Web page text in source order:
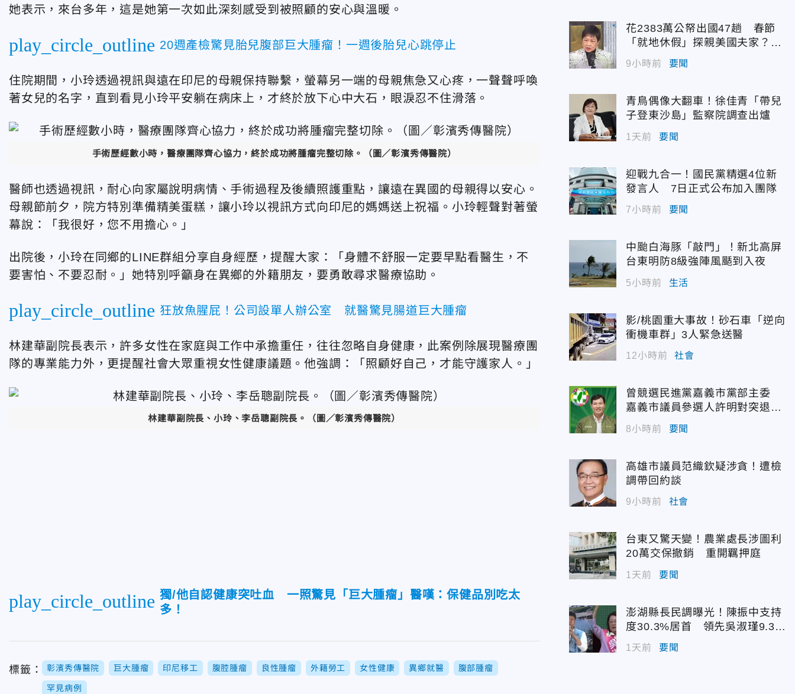
她表示，來台多年，這是她第一次如此深刻感受到被照顧的安心與溫暖。
play_circle_outline 20週產檢驚見胎兒腹部巨大腫瘤！一週後胎兒心跳停止
住院期間，小玲透過視訊與遠在印尼的母親保持聯繫，螢幕另一端的母親焦急又心疼，一聲聲呼喚
著女兒的名字，直到看見小玲平安躺在病床上，才終於放下心中大石，眼淚忍不住滑落。
手術歷經數小時，醫療團隊齊心協力，終於成功將腫瘤完整切除。 （圖／彰濱秀傳醫院）
醫師也透過視訊，耐心向家屬說明病情、手術過程及後續照護重點，讓遠在異國的母親得以安心。
母親節前夕，院方特別準備精美蛋糕，讓小玲以視訊方式向印尼的媽媽送上祝福。小玲輕聲對著螢
幕說：「我很好，您不用擔心。」
出院後，小玲在同鄉的LINE群組分享自身經歷，提醒大家：「身體不舒服一定要早點看醫生，不
要害怕、不要忍耐。」她特別呼籲身在異鄉的外籍朋友，要勇敢尋求醫療協助。
play_circle_outline 狂放魚腥屁！公司設單人辦公室 就醫驚見腸道巨大腫瘤
林建華副院長表示，許多女性在家庭與工作中承擔重任，往往忽略自身健康，此案例除展現醫療團
隊的專業能力外，更提醒社會大眾重視女性健康議題。他強調：「照顧好自己，才能守護家人。」
林建華副院長、小玲、李岳聰副院長。（圖／彰濱秀傳醫院）
play_circle_outline 獨/他自認健康突吐血 一照驚見「巨大腫瘤」醫嘆：保健品別吃太
多！
標籤： 彰濱秀傳醫院 巨大腫瘤 印尼移工 腹腔腫瘤 良性腫瘤 外籍勞工 女性健康 異鄉就醫 腹部腫瘤
罕見病例
花2383萬公帑出國47趟 春節
「就地休假」探親美國夫家？徐
佳青回應了
9小時前 要聞
青鳥偶像大翻車！徐佳青「帶兒
子登東沙島」監察院調查出爐
1天前 要聞
迎戰九合一！國民黨精選4位新
發言人 7日正式公布加入團隊
7小時前 要聞
中颱白海豚「敲門」！新北高屏
台東明防8級強陣風颳到入夜
5小時前 生活
影/桃園重大事故！砂石車「逆向
衝機車群」3人緊急送醫
12小時前 社會
曾競選民進黨嘉義市黨部主委
嘉義市議員參選人許明對突退
選！
8小時前 要聞
高雄市議員范織欽疑涉貪！遭檢
調帶回約談
9小時前 社會
台東又驚天變！農業處長涉圖利
20萬交保撤銷 重開羈押庭
1天前 要聞
澎湖縣長民調曝光！陳振中支持
度30.3%居首 領先吳淑瑾9.3個
百分點
1天前 要聞